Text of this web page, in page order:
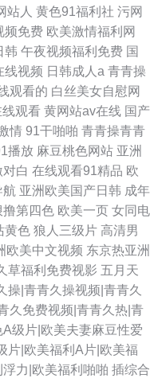
站人 黄色91福利社 污网
频免费 欧美激情福利网
韩 午夜视频福利免费 国
线视频 日韩成人a 青青操
观看的 白丝美女自慰网
线观看 黄网站av在线 国产
情 91干啪啪 青青操青青
播放 麻豆桃色网站 亚洲
白 在线观看91精品 欧
航 亚洲欧美国产日韩 成年
撸第四色 欧美一页 女同电
黄色 狼人三级片 高清男
欧美中文视频 东京热亚洲
草福利免费视影 五月天
操|青青久操视频|青青久
久免费视频|青青久热|青
级片|欧美夫妻麻豆性爱
片|欧美福利A片|欧美福
力|欧美福利啪啪 插综合